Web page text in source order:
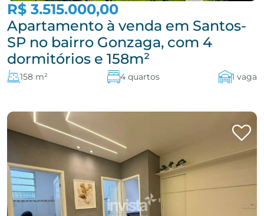
R$ 3.515.000,00
Apartamento à venda em Santos-
SP no bairro Gonzaga, com 4
dormitórios e 158m²
158 m² 4 quartos 1 vaga